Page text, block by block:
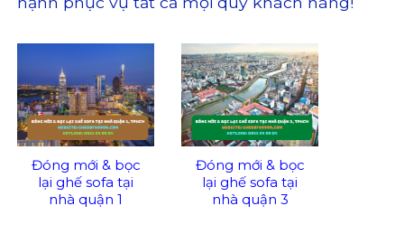
Đóng mới & bọc
lại ghế sofa tại
nhà quận 1
Đóng mới & bọc
lại ghế sofa tại
nhà quận 3